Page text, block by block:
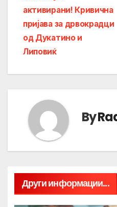
navigation
активирани! Кривична
пријава за дрвокрадци
од Дукатино и
Липовиќ
By
Други информации...